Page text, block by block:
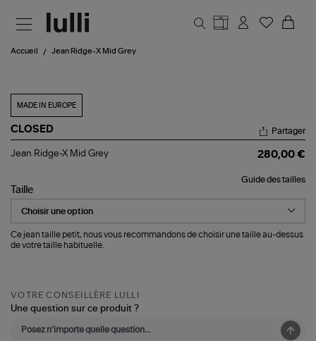
Accueil Jean Ridge-X Mid Grey
MADE IN EUROPE
CLOSED
Jean
Mid
Grey
Partager
Jean Ridge-X Mid Grey 280,00 €
Guide des tailles
Taille
Ce jean taille petit, nous vous recommandons de choisir une taille au-dessus
de votre taille habituelle.
VOTRE CONSEILLÈRE LULLI
Une question sur ce produit ?